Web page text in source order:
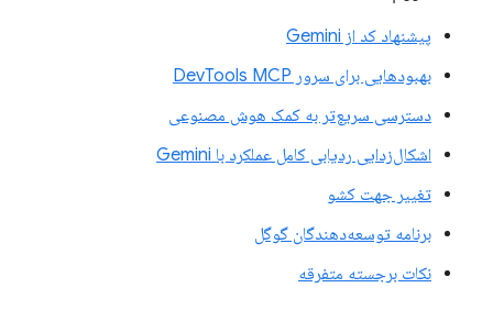
پیشنهاد کد از Gemini
بهبودهایی برای سرور DevTools MCP
دسترسی سریع‌تر به کمک هوش مصنوعی
اشکال‌زدایی ردیابی کامل عملکرد با Gemini
تغییر جهت کشو
برنامه توسعه‌دهندگان گوگل
نکات برجسته متفرقه